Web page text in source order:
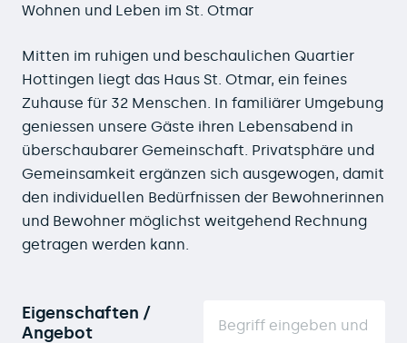
Wohnen und Leben im St. Otmar
Mitten im ruhigen und beschaulichen Quartier
Hottingen liegt das Haus St. Otmar, ein feines
Zuhause für 32 Menschen. In familiärer Umgebung
geniessen unsere Gäste ihren Lebensabend in
überschaubarer Gemeinschaft. Privatsphäre und
Gemeinsamkeit ergänzen sich ausgewogen, damit
den individuellen Bedürfnissen der Bewohnerinnen
und Bewohner möglichst weitgehend Rechnung
getragen werden kann.
Eigenschaften /
Angebot